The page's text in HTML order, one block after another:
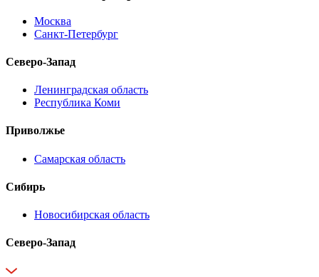
Москва
Санкт-Петербург
Северо-Запад
Ленинградская область
Республика Коми
Приволжье
Самарская область
Сибирь
Новосибирская область
Северо-Запад